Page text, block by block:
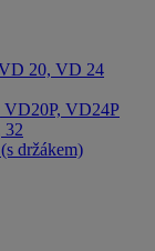
20, VD 24
VD20P, VD24P
32
držákem)